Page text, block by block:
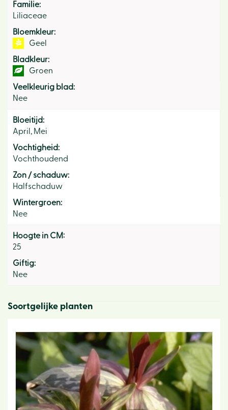
Familie:
Liliaceae
Bloemkleur:
Geel
Bladkleur:
Groen
Veelkleurig blad:
Nee
Bloeitijd:
April, Mei
Vochtigheid:
Vochthoudend
Zon / schaduw:
Halfschaduw
Wintergroen:
Nee
Hoogte in CM:
25
Giftig:
Nee
Soortgelijke planten